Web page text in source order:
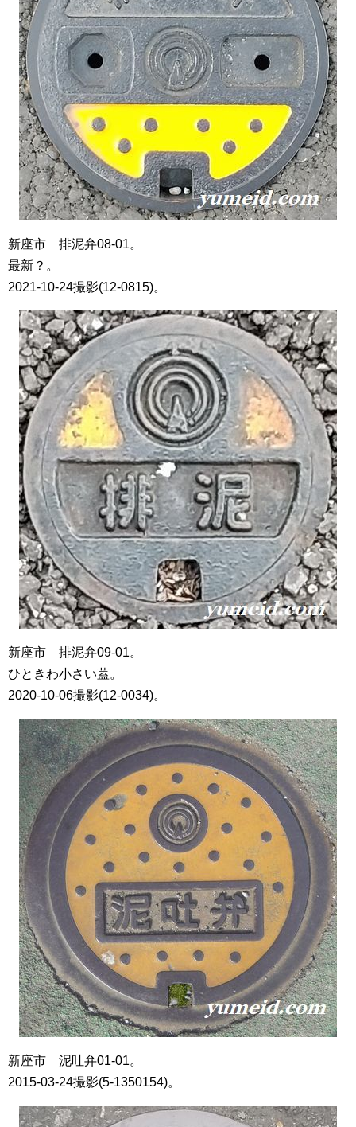
新座市 排泥弁08-01。
最新？。
2021-10-24撮影(12-0815)。
新座市 排泥弁09-01。
ひときわ小さい蓋。
2020-10-06撮影(12-0034)。
新座市 泥吐弁01-01。
2015-03-24撮影(5-1350154)。